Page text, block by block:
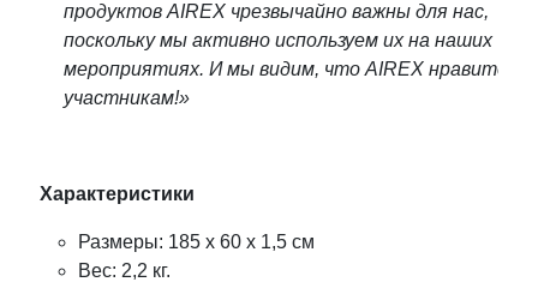
продуктов AIREX чрезвычайно важны для нас,
поскольку мы активно используем их на наших
мероприятиях. И мы видим, что AIREX нравится
участникам!»
Характеристики
Размеры: 185 х 60 x 1,5 см
Вес: 2,2 кг.